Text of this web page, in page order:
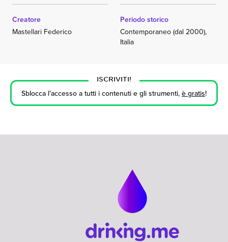
Creatore
Mastellari Federico
Periodo storico
Contemporaneo (dal 2000),
Italia
ISCRIVITI!
Sblocca l’accesso a tutti i contenuti e gli strumenti,è gratis!